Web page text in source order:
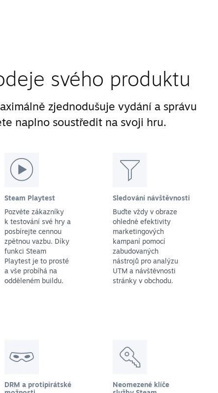
svého produktu
zjednodušuje vydání a správu
naplno soustředit na svoji hru.
Steam Playtest
Pozvěte zákazníky
k testování své hry a
posbírejte cennou
zpětnou vazbu. Díky
funkci Steam
Playtest je to prosté
a vše probíhá na
odděleném buildu.
Sledování návštěvnosti
Buďte vždy v obraze
ohledně efektivity
marketingových
kampaní pomocí
zabudovaných
nástrojů pro analýzu
UTM a návštěvnosti
stránky v obchodu.
DRM a protipirátské
Neomezené klíče